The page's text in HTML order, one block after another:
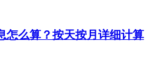
怎么算？按天按月详细计算